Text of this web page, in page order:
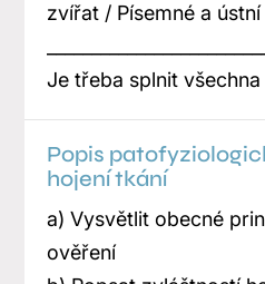
zvířat / Písemné a
Je třeba splnit
Popis
hojení tkání
a) Vysvětlit obecné
ověření